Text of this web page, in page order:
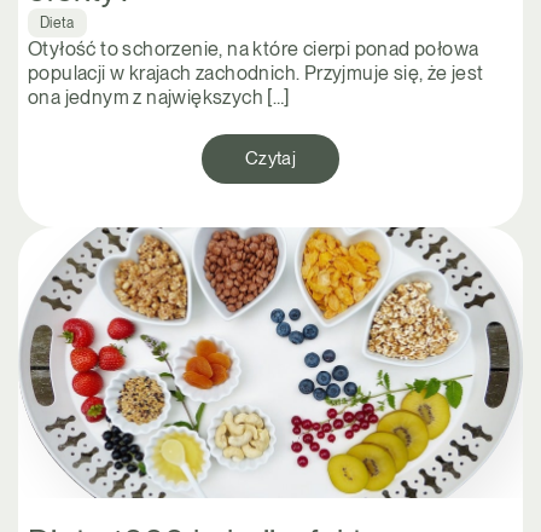
Dieta
Otyłość to schorzenie, na które cierpi ponad połowa
populacji w krajach zachodnich. Przyjmuje się, że jest
ona jednym z największych […]
Czytaj